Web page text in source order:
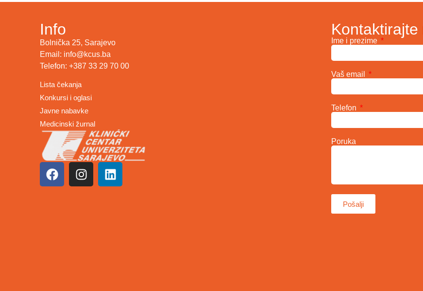
Info
Bolnička 25, Sarajevo
Email: info@kcus.ba
Telefon: +387 33 29 70 00
Lista čekanja
Konkursi i oglasi
Javne nabavke
Medicinski žurnal
Kontaktirajte
Ime i prezime
Vaš email
Telefon
Poruka
Pošalji